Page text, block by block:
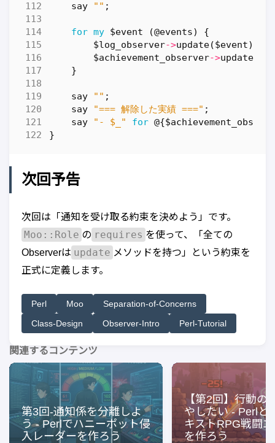
say
"" ;
for my $event (@events)
{
$log_observer->update($event);
$achievement_observer->update
}
say "" ;
say
"=== 解除した実績 ===" ;
say
"- $_" for @{
}
次回予告
次回は「通知を受け取る約束を決めよう」です。
Moo::Role の requires を使って、「全ての
Observerは update メソッドを持つ」という約束を
正式に定義します。
Perl Moo
Separation-of-Concerns
Class-Design
Observer-Intro Perl-Tutorial
関連するコンテンツ
第3回-通知係を分離しよ
う - Perlでハニーポット侵
入レーダーを作ろう
【第2回】行動の
やしたい - Perlと
キストRPG戦闘
を作ろう